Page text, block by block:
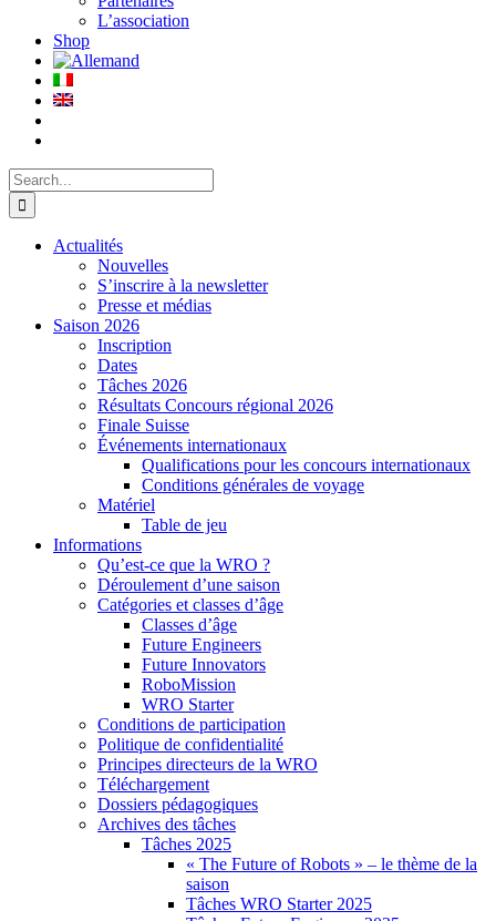
L’association
Shop
Search
for:
Actualités
Nouvelles
S’inscrire à la newsletter
Presse et médias
Saison 2026
Inscription
Dates
Tâches 2026
Résultats Concours régional 2026
Finale Suisse
Événements internationaux
Qualifications pour les concours internationaux
Conditions générales de voyage
Matériel
Table de jeu
Informations
Qu’est-ce que la WRO ?
Déroulement d’une saison
Catégories et classes d’âge
Classes d’âge
Future Engineers
Future Innovators
RoboMission
WRO Starter
Conditions de participation
Politique de confidentialité
Principes directeurs de la WRO
Téléchargement
Dossiers pédagogiques
Archives des tâches
Tâches 2025
« The Future of Robots » – le thème de la
saison
Tâches WRO Starter 2025